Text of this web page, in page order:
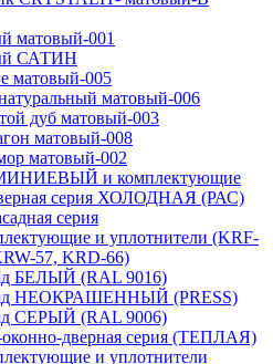
матовый-001
САТИН
матовый-005
матовый-006
дуб матовый-003
матовый-008
матовый-002
и комплектующие
серия ХОЛОДНАЯ (РАС)
серия
и уплотнители (KRF-
57, KRD-66)
БЕЛЫЙ (RAL 9016)
НЕОКРАШЕННЫЙ (PRESS)
СЕРЫЙ (RAL 9006)
дверная серия (ТЕПЛАЯ)
и уплотнители